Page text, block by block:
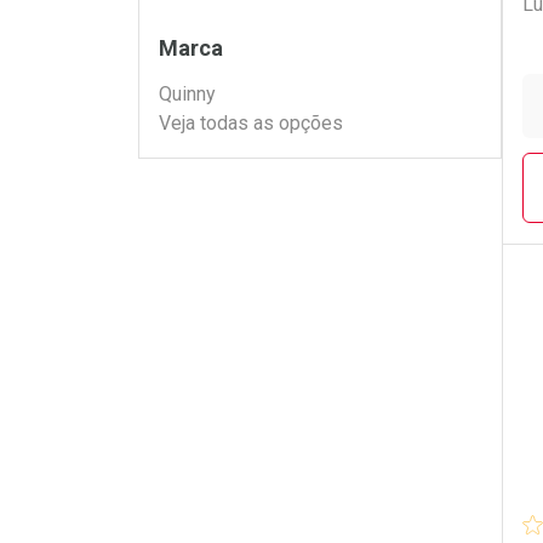
Filtros
Marca
Quinny
Veja todas as opções